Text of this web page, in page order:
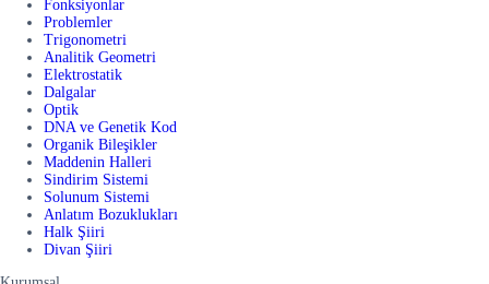
Fonksiyonlar
Problemler
Trigonometri
Analitik Geometri
Elektrostatik
Dalgalar
Optik
DNA ve Genetik Kod
Organik Bileşikler
Maddenin Halleri
Sindirim Sistemi
Solunum Sistemi
Anlatım Bozuklukları
Halk Şiiri
Divan Şiiri